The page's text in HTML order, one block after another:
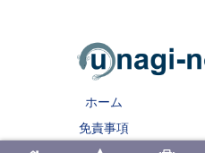
ホーム
免責事項